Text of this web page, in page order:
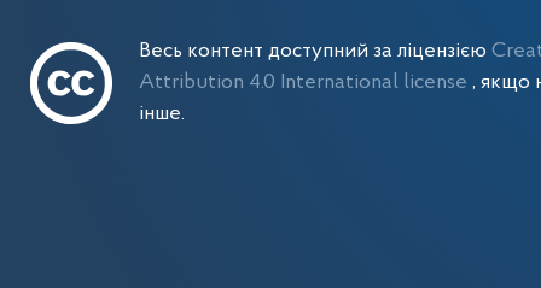
Весь контент доступний за ліцензією
Attribution 4.0 International license , якщо
інше.